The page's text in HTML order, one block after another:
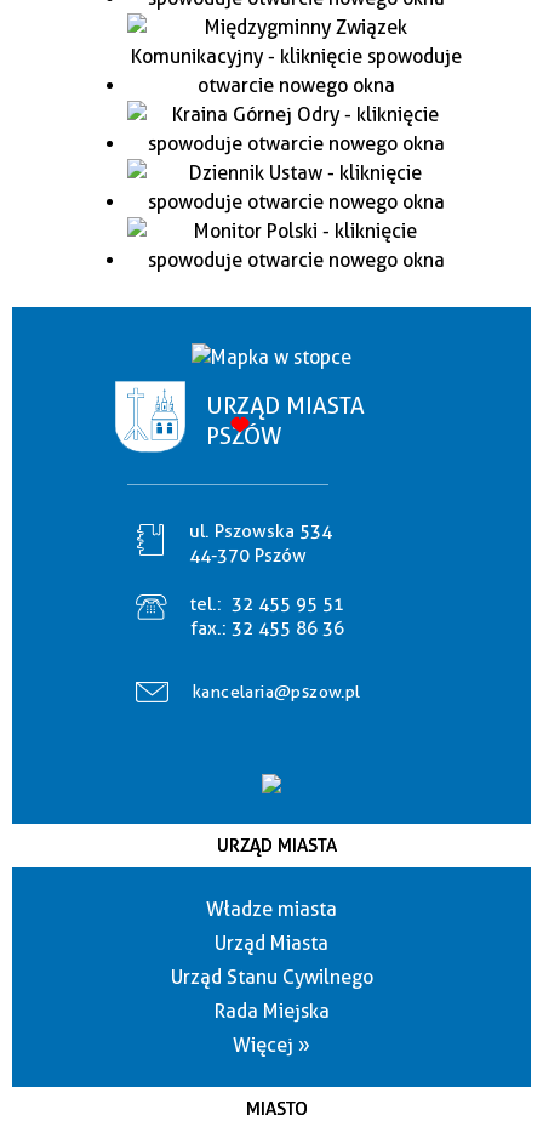
URZĄD MIASTA
PSZÓW
ul. Pszowska 534
44-370 Pszów
tel.: 32 455 95 51
fax.: 32 455 86 36
kancelaria@pszow.pl
URZĄD MIASTA
Władze miasta
Urząd Miasta
Urząd Stanu Cywilnego
Rada Miejska
Więcej »
MIASTO